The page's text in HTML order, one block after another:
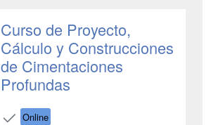
Curso de Proyecto,
Cálculo y Construcciones
de Cimentaciones
Profundas
Online